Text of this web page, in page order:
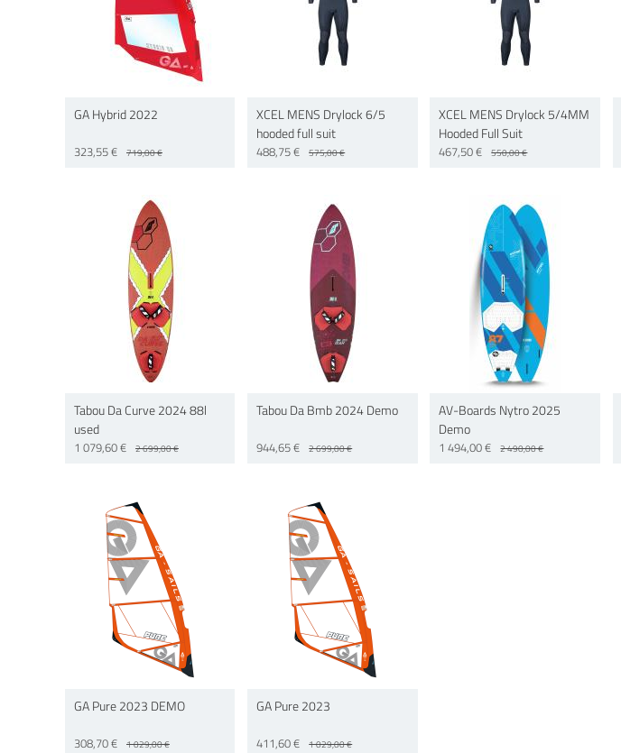
GA Hybrid 2022
323,55 € 719,00 €
XCEL MENS Drylock 6/5
hooded full suit
488,75 € 575,00 €
XCEL MENS Drylock 5/4MM
Hooded Full Suit
467,50 € 550,00 €
Tabou Da Curve 2024 88l
used
1 079,60 € 2 699,00 €
Tabou Da Bmb 2024 Demo
944,65 € 2 699,00 €
AV-Boards Nytro 2025
Demo
1 494,00 € 2 490,00 €
GA Pure 2023 DEMO
308,70 € 1 029,00 €
GA Pure 2023
411,60 € 1 029,00 €